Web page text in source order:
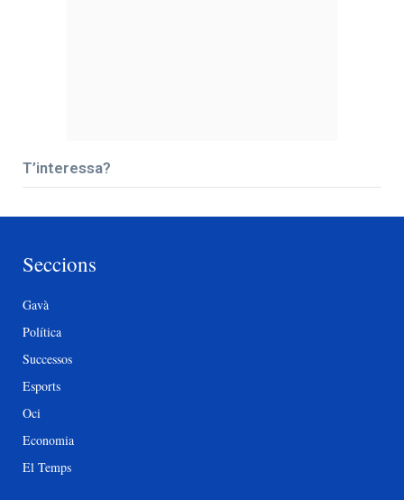
T’interessa?
Seccions
Gavà
Política
Successos
Esports
Oci
Economia
El Temps